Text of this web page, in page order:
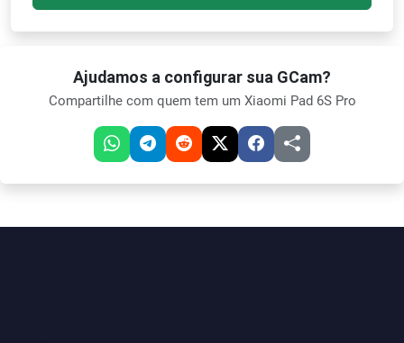
Ajudamos a configurar sua GCam?
Compartilhe com quem tem um Xiaomi Pad 6S Pro